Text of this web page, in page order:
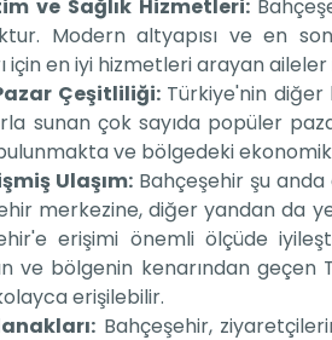
ve Sağlık Hizmetleri:
Modern altyapısı ve en
için en iyi hizmetleri arayan
Çeşitliliği:Türkiye'nin diğer
sunan çok sayıda popüler
ve bölgedeki
Ulaşım: Bahçeşehir şu
merkezine, diğer yandan da
erişimi önemli ölçüde
bölgenin kenarından geçen
erişilebilir.
Bahçeşehir,